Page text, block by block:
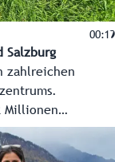
00:19
Salzburg
zahlreichen
Millionen
der
die Land Salzburg